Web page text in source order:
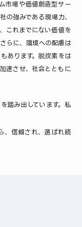
市場や価値創造型サー
の強みである現場力、
これまでにない価値を
らに、環境への配慮は
あります。脱炭素をは
速させ、社会とともに
踏み出しています。私
、信頼され、選ばれ続